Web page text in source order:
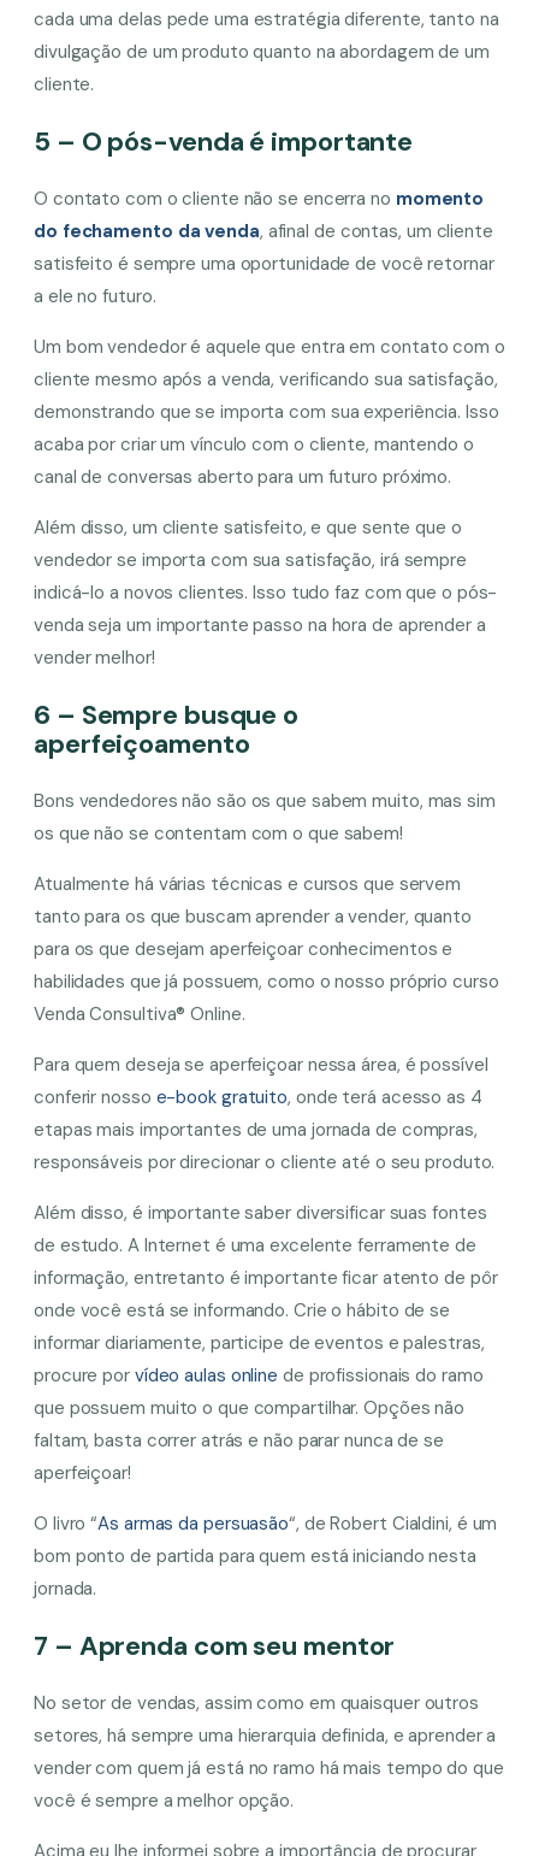
cada uma delas pede uma estratégia diferente, tanto na
divulgação de um produto quanto na abordagem de um
cliente.
5 – O pós-venda é importante
O contato com o cliente não se encerra no momento
do fechamento da venda, afinal de contas, um cliente
satisfeito é sempre uma oportunidade de você retornar
a ele no futuro.
Um bom vendedor é aquele que entra em contato com o
cliente mesmo após a venda, verificando sua satisfação,
demonstrando que se importa com sua experiência. Isso
acaba por criar um vínculo com o cliente, mantendo o
canal de conversas aberto para um futuro próximo.
Além disso, um cliente satisfeito, e que sente que o
vendedor se importa com sua satisfação, irá sempre
indicá-lo a novos clientes. Isso tudo faz com que o pós-
venda seja um importante passo na hora de aprender a
vender melhor!
6 – Sempre busque o
aperfeiçoamento
Bons vendedores não são os que sabem muito, mas sim
os que não se contentam com o que sabem!
Atualmente há várias técnicas e cursos que servem
tanto para os que buscam aprender a vender, quanto
para os que desejam aperfeiçoar conhecimentos e
habilidades que já possuem, como o nosso próprio curso
Venda Consultiva® Online.
Para quem deseja se aperfeiçoar nessa área, é possível
conferir nosso e-book gratuito, onde terá acesso as 4
etapas mais importantes de uma jornada de compras,
responsáveis por direcionar o cliente até o seu produto.
Além disso, é importante saber diversificar suas fontes
de estudo. A Internet é uma excelente ferramente de
informação, entretanto é importante ficar atento de pôr
onde você está se informando. Crie o hábito de se
informar diariamente, participe de eventos e palestras,
procure por vídeo aulas online de profissionais do ramo
que possuem muito o que compartilhar. Opções não
faltam, basta correr atrás e não parar nunca de se
aperfeiçoar!
O livro “As armas da persuasão“, de Robert Cialdini, é um
bom ponto de partida para quem está iniciando nesta
jornada.
7 – Aprenda com seu mentor
No setor de vendas, assim como em quaisquer outros
setores, há sempre uma hierarquia definida, e aprender a
vender com quem já está no ramo há mais tempo do que
você é sempre a melhor opção.
Acima eu lhe informei sobre a importância de procurar